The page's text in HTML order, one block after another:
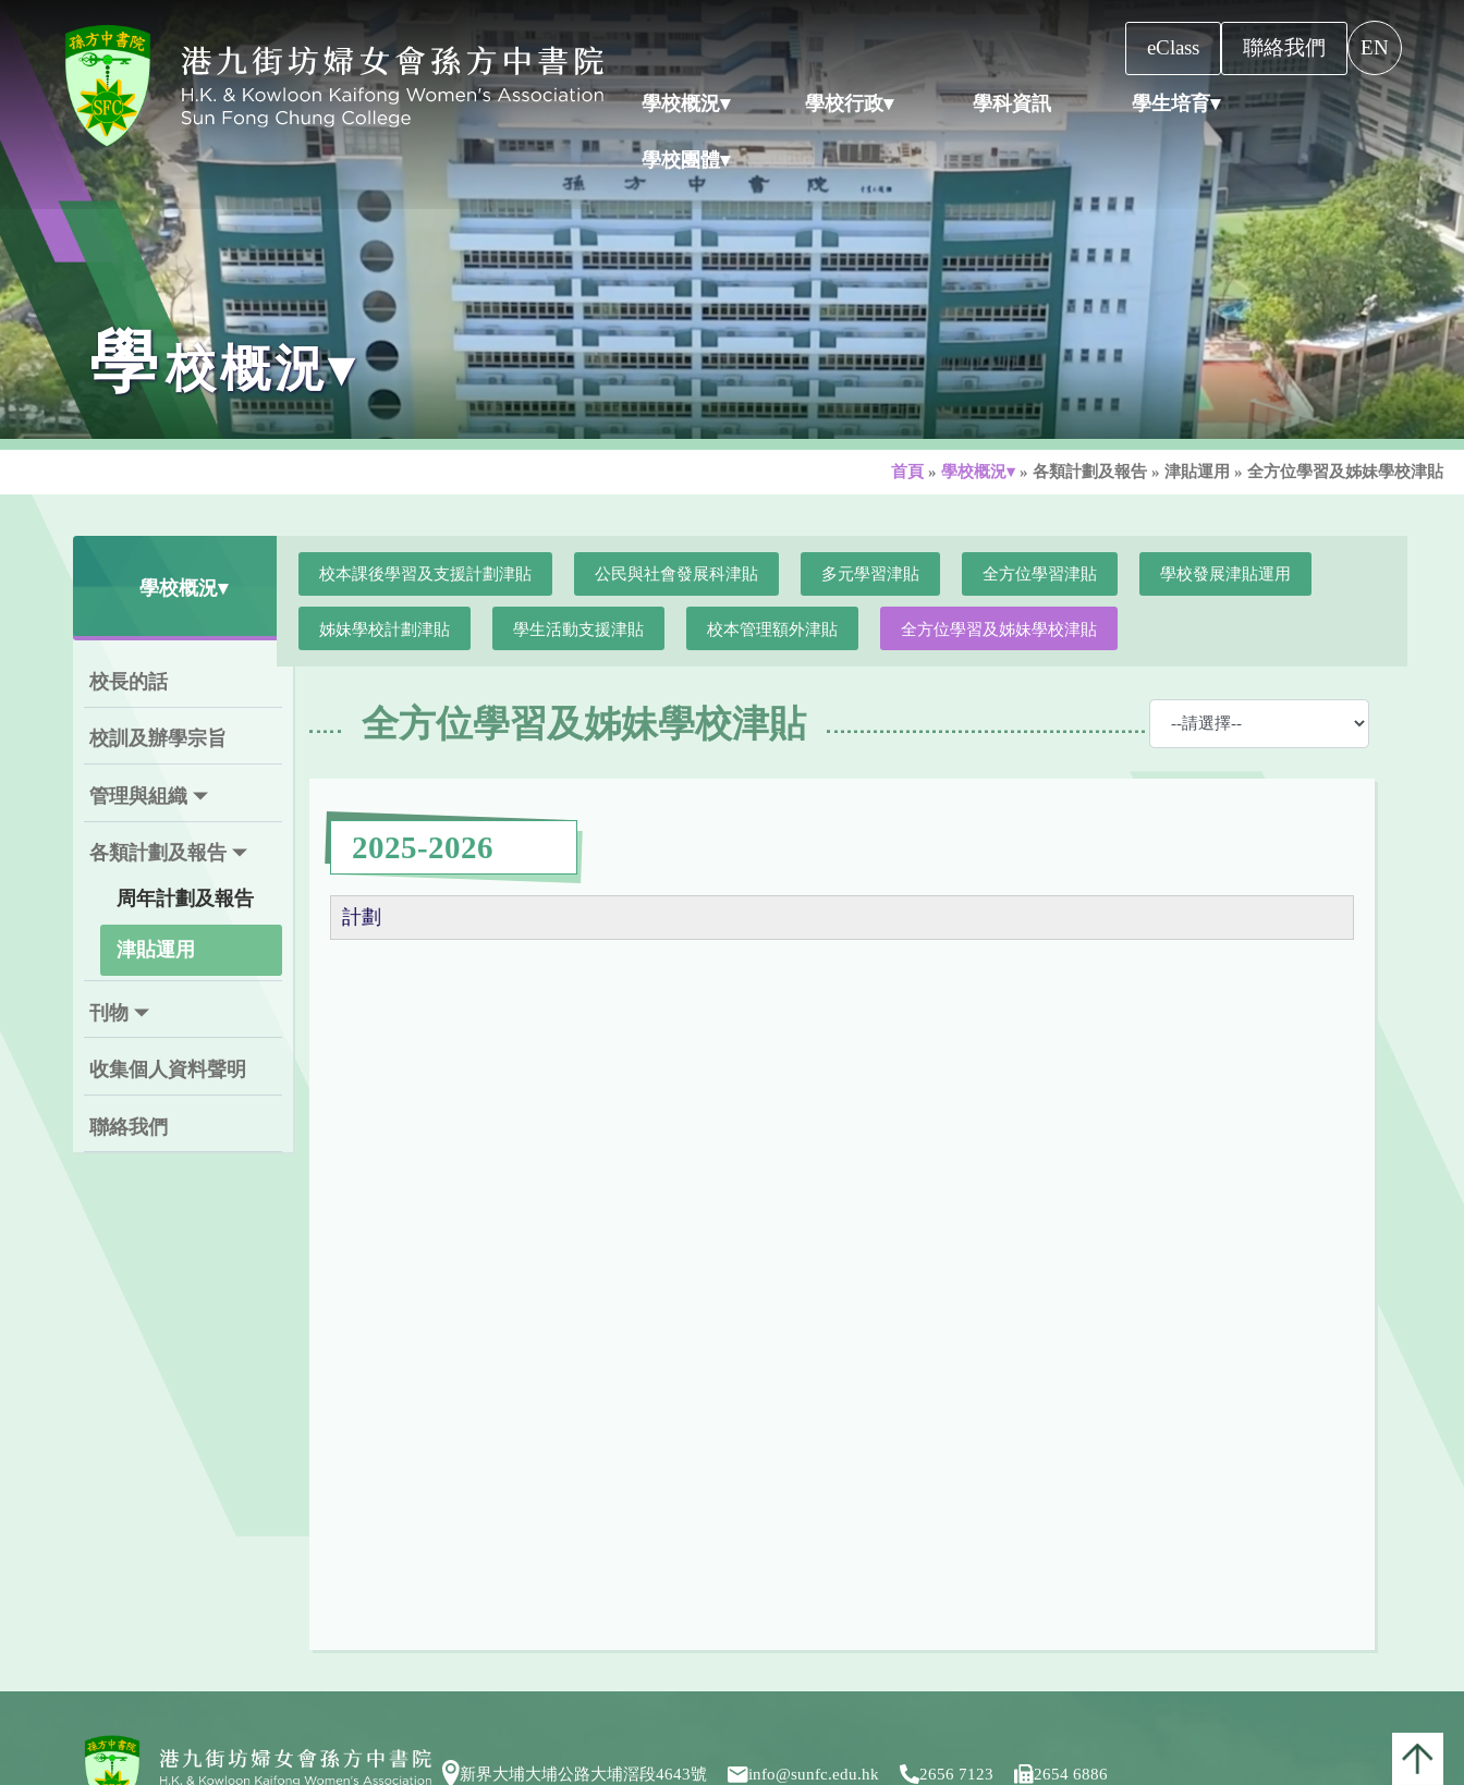
eClass 聯絡我們 EN
學校概況▾ 學校行政▾ 學科資訊 學生培育▾
學校團體▾
學校概況▾
首頁 » 學校概況▾ » 各類計劃及報告 » 津貼運用 » 全方位學習及姊妹學校津貼
學校概況▾
校長的話
校訓及辦學宗旨
管理與組織
各類計劃及報告
周年計劃及報告
津貼運用
刊物
收集個人資料聲明
聯絡我們
校本課後學習及支援計劃津貼 公民與社會發展科津貼 多元學習津貼 全方位學習津貼 學校發展津貼運用
姊妹學校計劃津貼 學生活動支援津貼 校本管理額外津貼 全方位學習及姊妹學校津貼
全方位學習及姊妹學校津貼
2025-2026
計劃
新界大埔大埔公路大埔滘段4643號 info@sunfc.edu.hk 2656 7123 2654 6886